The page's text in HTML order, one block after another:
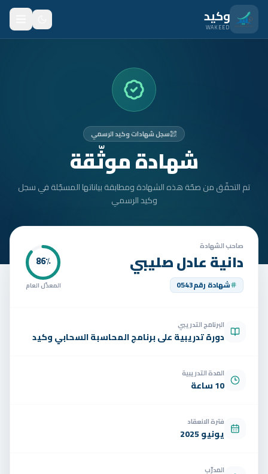
انتقل للمحتوى الرئيسي
وكيد
WAKEED
المتدربون
الأمان
تواصل
الوظائف
سجل شهادات وكيد الرسمي
شهادة موثّقة
تم التحقّق من صحّة هذه الشهادة ومطابقة بياناتها المسجّلة في سجل
وكيد الرسمي
صاحب الشهادة
دانية عادل صليبي
شهادة رقم0543
86٪
المعدّل العام
البرنامج التدريبي
دورة تدريبية على برنامج المحاسبة السحابي وكيد
المدة التدريبية
10 ساعة
فترة الانعقاد
يونيو 2025
المدرّب